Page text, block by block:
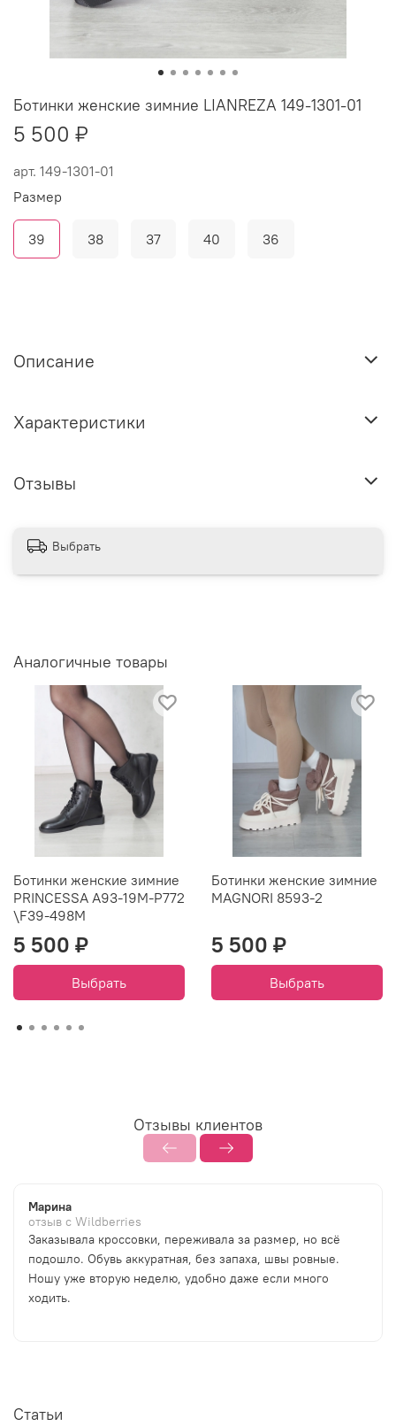
арт. 149-1301-01
Ботинки женские зимние LIANREZA 149-1301-01
5 500 ₽
Размер
39 38 37 40 36
Описание
Характеристики
Отзывы
Выбрать
Аналогичные товары
Ботинки женские зимние
PRINCESSA A93-19M-P772
\F39-498M
5 500 ₽
Выбрать
Ботинки женские зимние
MAGNORI 8593-2
5 500 ₽
Выбрать
Отзывы клиентов
Марина
отзыв с Wildberries
Заказывала кроссовки, переживала за размер, но всё
подошло. Обувь аккуратная, без запаха, швы ровные.
Ношу уже вторую неделю, удобно даже если много
ходить.
Статьи